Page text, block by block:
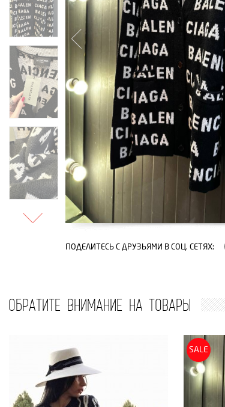
ПОДЕЛИТЕСЬ С ДРУЗЬЯМИ В СОЦ. СЕТЯХ:
ОБРАТИТЕ ВНИМАНИЕ НА ТОВАРЫ
SALE